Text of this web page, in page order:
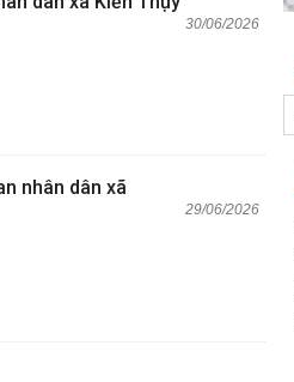
30/06/2026
nhân dân xã
29/06/2026